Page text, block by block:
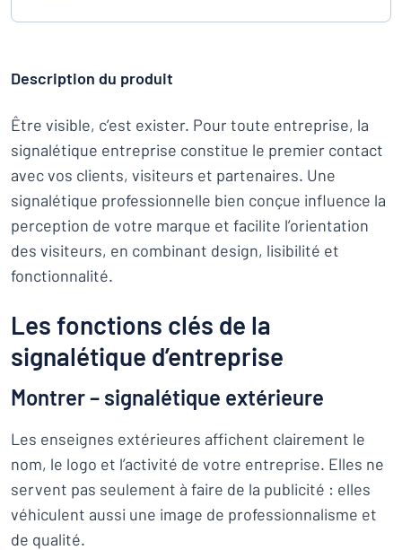
Description du produit
Être visible, c’est exister. Pour toute entreprise, la
signalétique entreprise constitue le premier contact
avec vos clients, visiteurs et partenaires. Une
signalétique professionnelle bien conçue influence la
perception de votre marque et facilite l’orientation
des visiteurs, en combinant design, lisibilité et
fonctionnalité.
Les fonctions clés de la
signalétique d’entreprise
Montrer – signalétique extérieure
Les enseignes extérieures affichent clairement le
nom, le logo et l’activité de votre entreprise. Elles ne
servent pas seulement à faire de la publicité : elles
véhiculent aussi une image de professionnalisme et
de qualité.